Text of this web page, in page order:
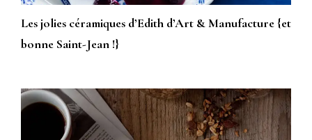
Les jolies céramiques d’Edith d’Art & Manufacture {et
bonne Saint-Jean !}